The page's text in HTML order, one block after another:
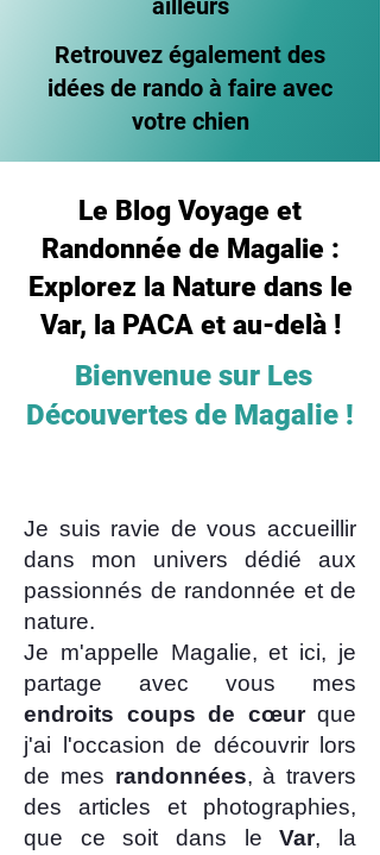
ailleurs
Retrouvez également des
idées de rando à faire avec
votre chien
Le Blog Voyage et
Randonnée de Magalie :
Explorez la Nature dans le
Var, la PACA et au-delà !
Bienvenue sur Les
Découvertes de Magalie !
Je suis ravie de vous accueillir
dans mon univers dédié aux
passionnés de randonnée et de
nature.
Je m'appelle Magalie, et ici, je
partage avec vous mes
endroits coups de cœurque
j'ai l'occasion de découvrir lors
de mes randonnées, à travers
des articles et photographies,
que ce soit dans le Var, la